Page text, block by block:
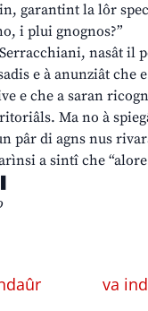
garantint la lôr
i plui gnognos?”
nasât il
e à anunziât che
e che a saran
Ma no à
pâr di agns nus
a sintî che
va